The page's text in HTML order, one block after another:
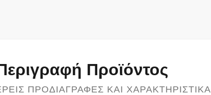
Προϊόντος
ΠΡΟΔΙΑΓΡΑΦΈΣ ΚΑΙ ΧΑΡΑΚΤΗΡΙΣΤΙΚΆ